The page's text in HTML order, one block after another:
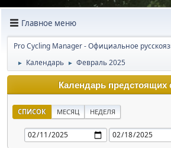
Главное меню
Pro Cycling Manager - Официальное
► Календарь ► Февраль 2025
Календарь предстоящих
СПИСОК МЕСЯЦ НЕДЕЛЯ